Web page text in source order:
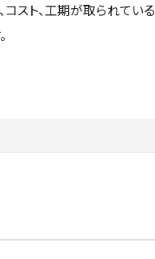
スト、工期が取られている